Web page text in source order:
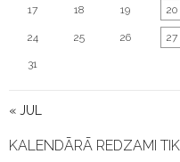
« JUL
17 18 19 20
24 25 26 27
31
KALENDĀRĀ REDZAMI